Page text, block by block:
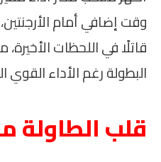
وقت إضافي أمام
قاتلًا في اللحظات
البطولة رغم الأداء
قلب الطاولة